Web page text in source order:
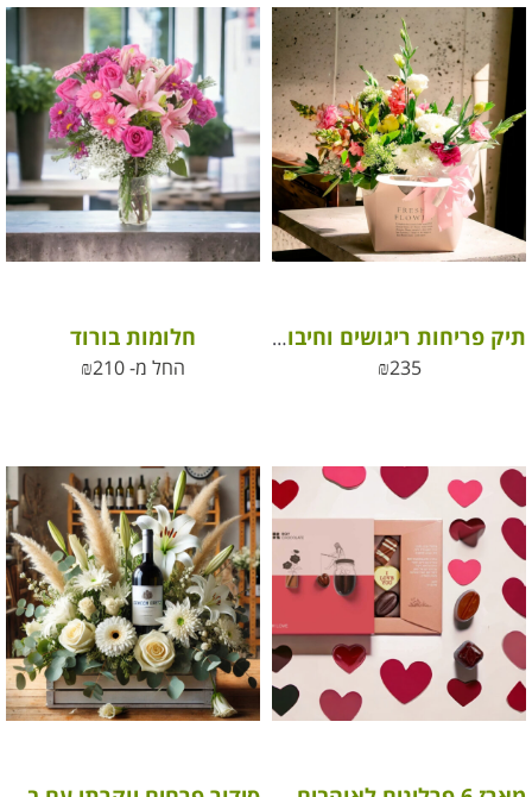
תיק פריחות ריגושים וחיבוקים
₪235
חלומות בורוד
החל מ- ₪210